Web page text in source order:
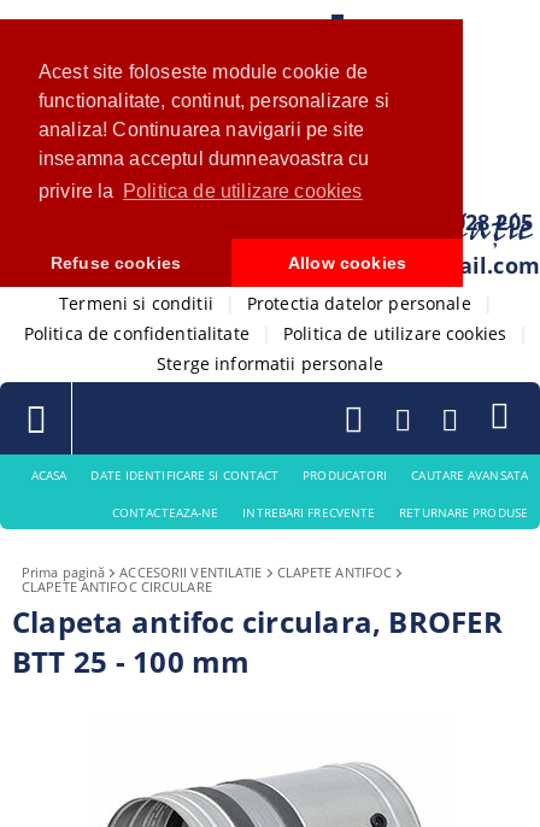
Acest site foloseste module cookie de
functionalitate, continut, personalizare si
analiza! Continuarea navigarii pe site
inseamna acceptul dumneavoastra cu
privire la
Politica de utilizare cookies
Refuse cookies Allow cookies
0733 028 205
com.ventistore@gmail.com
Termeni si conditii Protectia datelor personale
Politica de confidentialitate
Politica de utilizare cookies
Sterge informatii personale
ACASA DATE IDENTIFICARE SI CONTACT PRODUCATORI CAUTARE AVANSATA
CONTACTEAZA-NE INTREBARI FRECVENTE RETURNARE PRODUSE
Prima pagină ACCESORII VENTILATIE
CLAPETE ANTIFOC
CLAPETE ANTIFOC CIRCULARE
Clapeta antifoc circulara, BROFER
BTT 25 - 100 mm